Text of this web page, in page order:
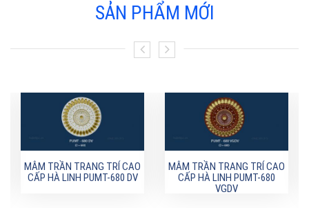
SẢN PHẨM MỚI
MÂM TRẦN TRANG TRÍ CAO
CẤP HÀ LINH PUMT-680 DV
MÂM TRẦN TRANG TRÍ CAO
CẤP HÀ LINH PUMT-680
VGDV